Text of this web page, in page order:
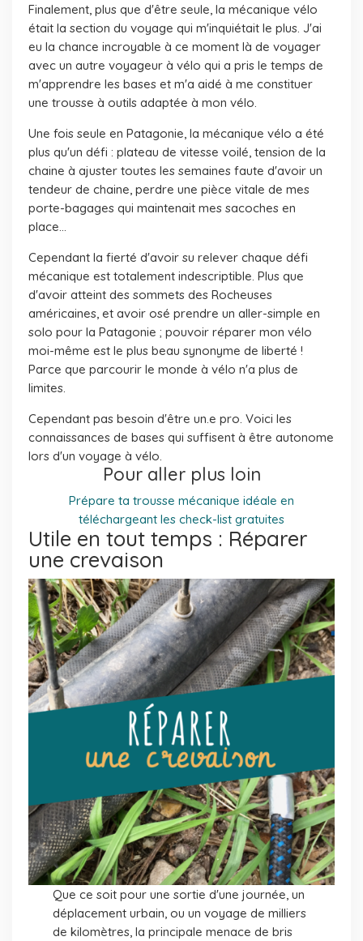
Finalement, plus que d'être seule, la mécanique vélo
était la section du voyage qui m'inquiétait le plus. J'ai
eu la chance incroyable à ce moment là de voyager
avec un autre voyageur à vélo qui a pris le temps de
m'apprendre les bases et m'a aidé à me constituer
une trousse à outils adaptée à mon vélo.
Une fois seule en Patagonie, la mécanique vélo a été
plus qu'un défi : plateau de vitesse voilé, tension de la
chaine à ajuster toutes les semaines faute d'avoir un
tendeur de chaine, perdre une pièce vitale de mes
porte-bagages qui maintenait mes sacoches en
place...
Cependant la fierté d'avoir su relever chaque défi
mécanique est totalement indescriptible. Plus que
d'avoir atteint des sommets des Rocheuses
américaines, et avoir osé prendre un aller-simple en
solo pour la Patagonie ; pouvoir réparer mon vélo
moi-même est le plus beau synonyme de liberté !
Parce que parcourir le monde à vélo n'a plus de
limites.
Cependant pas besoin d'être un.e pro. Voici les
connaissances de bases qui suffisent à être autonome
lors d'un voyage à vélo.
Pour aller plus loin
Prépare ta trousse mécanique idéale en
téléchargeant les check-list gratuites
Utile en tout temps : Réparer
une crevaison
Que ce soit pour une sortie d'une journée, un
déplacement urbain, ou un voyage de milliers
de kilomètres, la principale menace de bris